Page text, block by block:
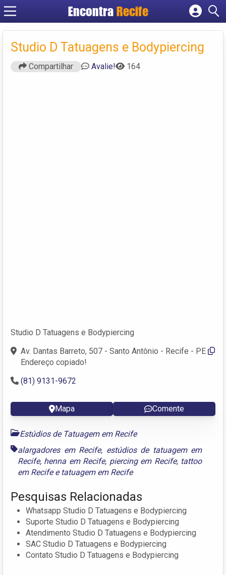
Encontra Recife
Cadastrar empresa
Criar conta
Studio D Tatuagens e Bodypiercing
Compartilhar Avalie! 164
Studio D Tatuagens e Bodypiercing
Av. Dantas Barreto, 507 - Santo Antônio - Recife - PE
Endereço copiado!
(81) 9131-9672
Mapa Comente
Estúdios de Tatuagem em Recife
alargadores em Recife, estúdios de tatuagem em
Recife, henna em Recife, piercing em Recife, tattoo
em Recifee tatuagem em Recife
Pesquisas Relacionadas
Whatsapp Studio D Tatuagens e Bodypiercing
Suporte Studio D Tatuagens e Bodypiercing
Atendimento Studio D Tatuagens e Bodypiercing
SAC Studio D Tatuagens e Bodypiercing
Contato Studio D Tatuagens e Bodypiercing